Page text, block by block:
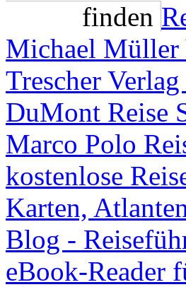
Michael Müller
Trescher
DuMont Reise
Marco Polo
kostenlose
Karten,
Blog -
eBook-Reader